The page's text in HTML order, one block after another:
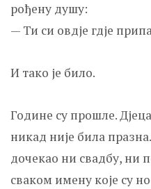
рођену душу:
— Ти си овд‌је гд‌је
И тако је било.
Године су прошле.
никад није била
дочекао ни свадбу, ни
сваком имену које су